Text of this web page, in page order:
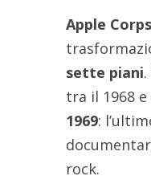
Apple
sette piani
tra il 1968
1969:
rock.